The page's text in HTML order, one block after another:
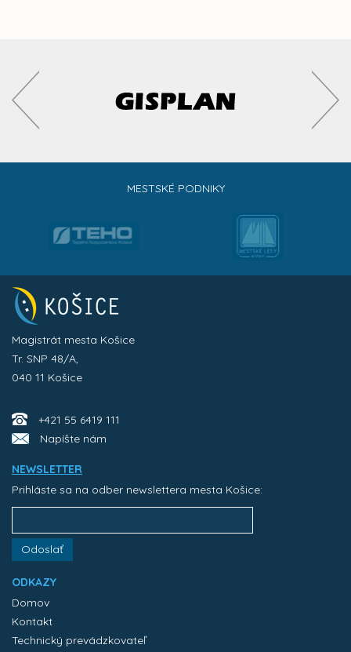
MESTSKÉ PODNIKY
Magistrát mesta Košice
Tr. SNP 48/A,
040 11 Košice
+421 55 6419 111
Napíšte nám
NEWSLETTER
Prihláste sa na odber newslettera mesta Košice:
Odoslať
ODKAZY
Domov
Kontakt
Technický prevádzkovateľ